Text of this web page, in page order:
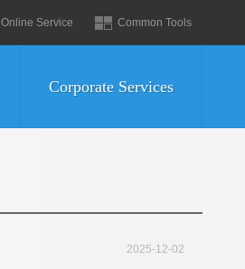
Online Service Common Tools
Corporate Services
2025-12-02